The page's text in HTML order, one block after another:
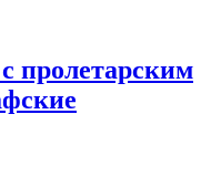
пролетарским